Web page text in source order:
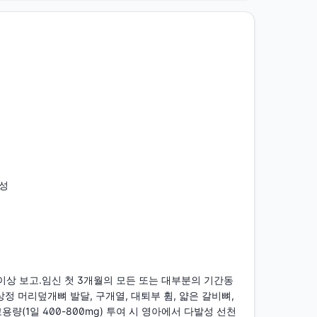
보고.임신 첫 3개월의 모든 또는 대부분의 기간동
머리덮개뼈 발달, 구개열, 대퇴부 휨, 얇은 갈비뼈,
량(1일 400-800mg) 투여 시 영아에서 다발성 선천